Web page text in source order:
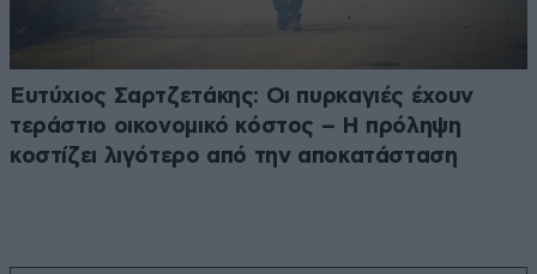
Ευτύχιος Σαρτζετάκης: Οι πυρκαγιές έχουν
τεράστιο οικονομικό κόστος – Η πρόληψη
κοστίζει λιγότερο από την αποκατάσταση